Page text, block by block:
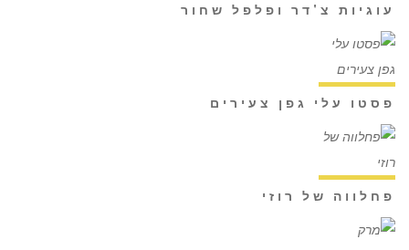
עוגיות צ'דר ופלפל שחור
פסטו עלי גפן צעירים
פחלווה של רוזי